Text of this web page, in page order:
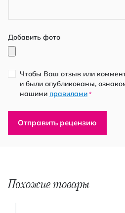
Добавить фото
Чтобы Ваш отзыв или
и были опубликованы,
нашими правилами *
Отправить рецензию
Похожие товары